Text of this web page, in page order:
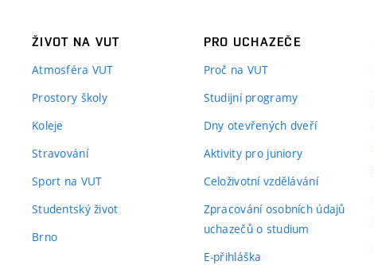
ŽIVOT NA VUT
Atmosféra VUT
Prostory školy
Koleje
Stravování
Sport na VUT
Studentský život
Brno
PRO UCHAZEČE
Proč na VUT
Studijní programy
Dny otevřených dveří
Aktivity pro juniory
Celoživotní vzdělávání
Zpracování osobních údajů
uchazečů o studium
E-přihláška